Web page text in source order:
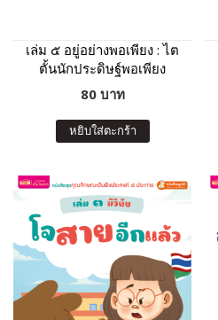
เล่ม ๕ อยู่อย่างพอเพียง : ไต
ตั้นนักประดิษฐ์พอเพียง
80 บาท
หยิบใส่ตะกร้า